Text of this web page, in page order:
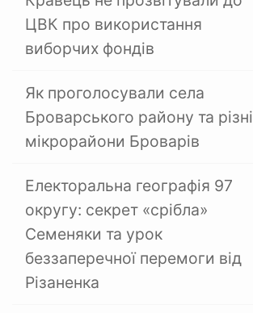
ЦВК про використання
виборчих фондів
Як проголосували села
Броварського району та різні
мікрорайони Броварів
Електоральна географія 97
округу: секрет «срібла»
Семеняки та урок
беззаперечної перемоги від
Різаненка